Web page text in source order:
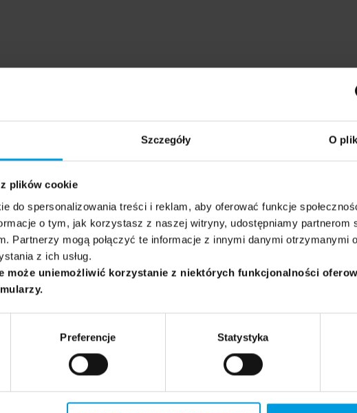
Szczegóły O
plików cookie
do spersonalizowania treści i reklam, aby oferować funkcje
o tym, jak korzystasz z naszej witryny, udostępniamy partnerom
Partnerzy mogą połączyć te informacje z innymi danymi otrzymanymi
z ich usług.
może uniemożliwić korzystanie z niektórych funkcjonalności
Preferencje Statystyka